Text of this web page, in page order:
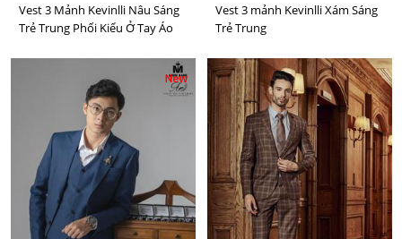
Vest 3 Mảnh Kevinlli Nâu Sáng
Trẻ Trung Phối Kiểu Ở Tay Áo
Vest 3 mảnh Kevinlli Xám Sáng
Trẻ Trung